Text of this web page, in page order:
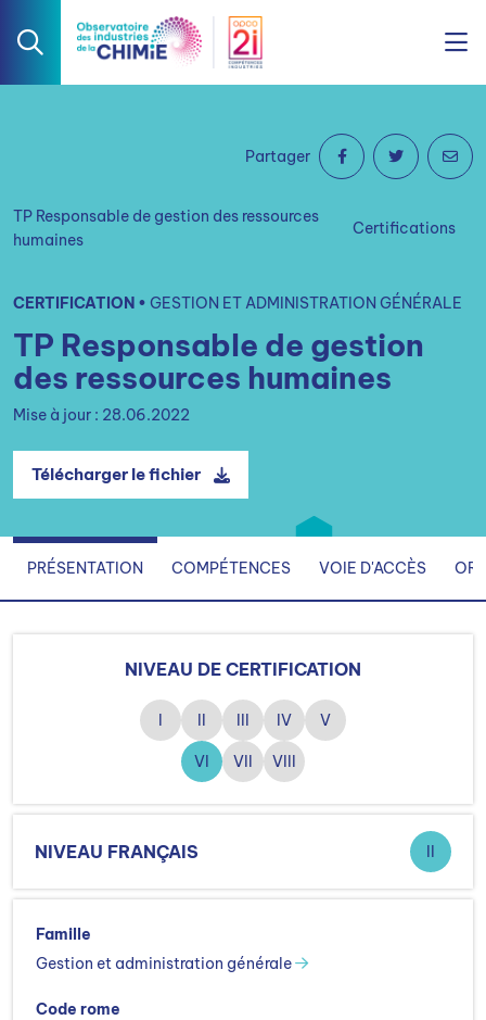
TP Responsable de gestion des ressources
humaines
Certifications
CERTIFICATION • GESTION ET ADMINISTRATION GÉNÉRALE
TP Responsable de gestion
des ressources humaines
Mise à jour : 28.06.2022
Télécharger le fichier
Partager
PRÉSENTATION COMPÉTENCES VOIE D'ACCÈS
NIVEAU DE CERTIFICATION
I II III IV V
VI VII VIII
NIVEAU FRANÇAIS II
Famille
Gestion et administration générale
Code rome